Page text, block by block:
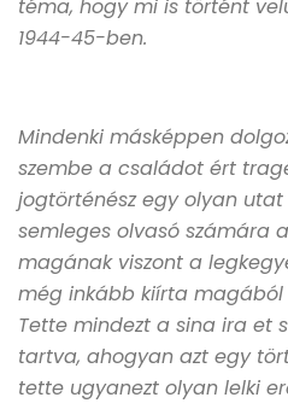
téma, hogy mi is történt
1944-45-ben.
Mindenki másképpen
szembe a családot ért
jogtörténész egy olyan
semleges olvasó számára
magának viszont a
még inkább kiírta
Tette mindezt a sina ira et
tartva, ahogyan azt egy
tette ugyanezt olyan lelki